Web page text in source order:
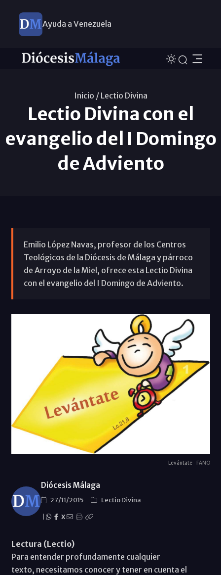
Ayuda a Venezuela
Inicio / Lectio Divina
Lectio Divina con el
evangelio del I Domingo
de Adviento
Emilio López Navas, profesor de los Centros
Teológicos de la Diócesis de Málaga y párroco
de Arroyo de la Miel, ofrece esta Lectio Divina
con el evangelio del I Domingo de Adviento.
Levántate FANO
Diócesis Málaga
27/11/2015
Lectio Divina
X
Lectura (Lectio)
Para entender profundamente cualquier
texto, necesitamos conocer y tener en cuenta el